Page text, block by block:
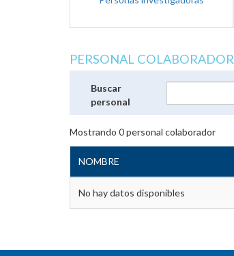
PERSONAL COLABORADOR
Buscar
personal
Mostrando 0personal colaborador
NOMBRE
No hay datos disponibles